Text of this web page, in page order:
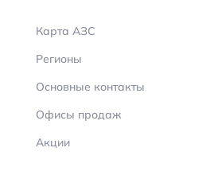
Карта АЗС
Регионы
Основные контакты
Офисы продаж
Акции